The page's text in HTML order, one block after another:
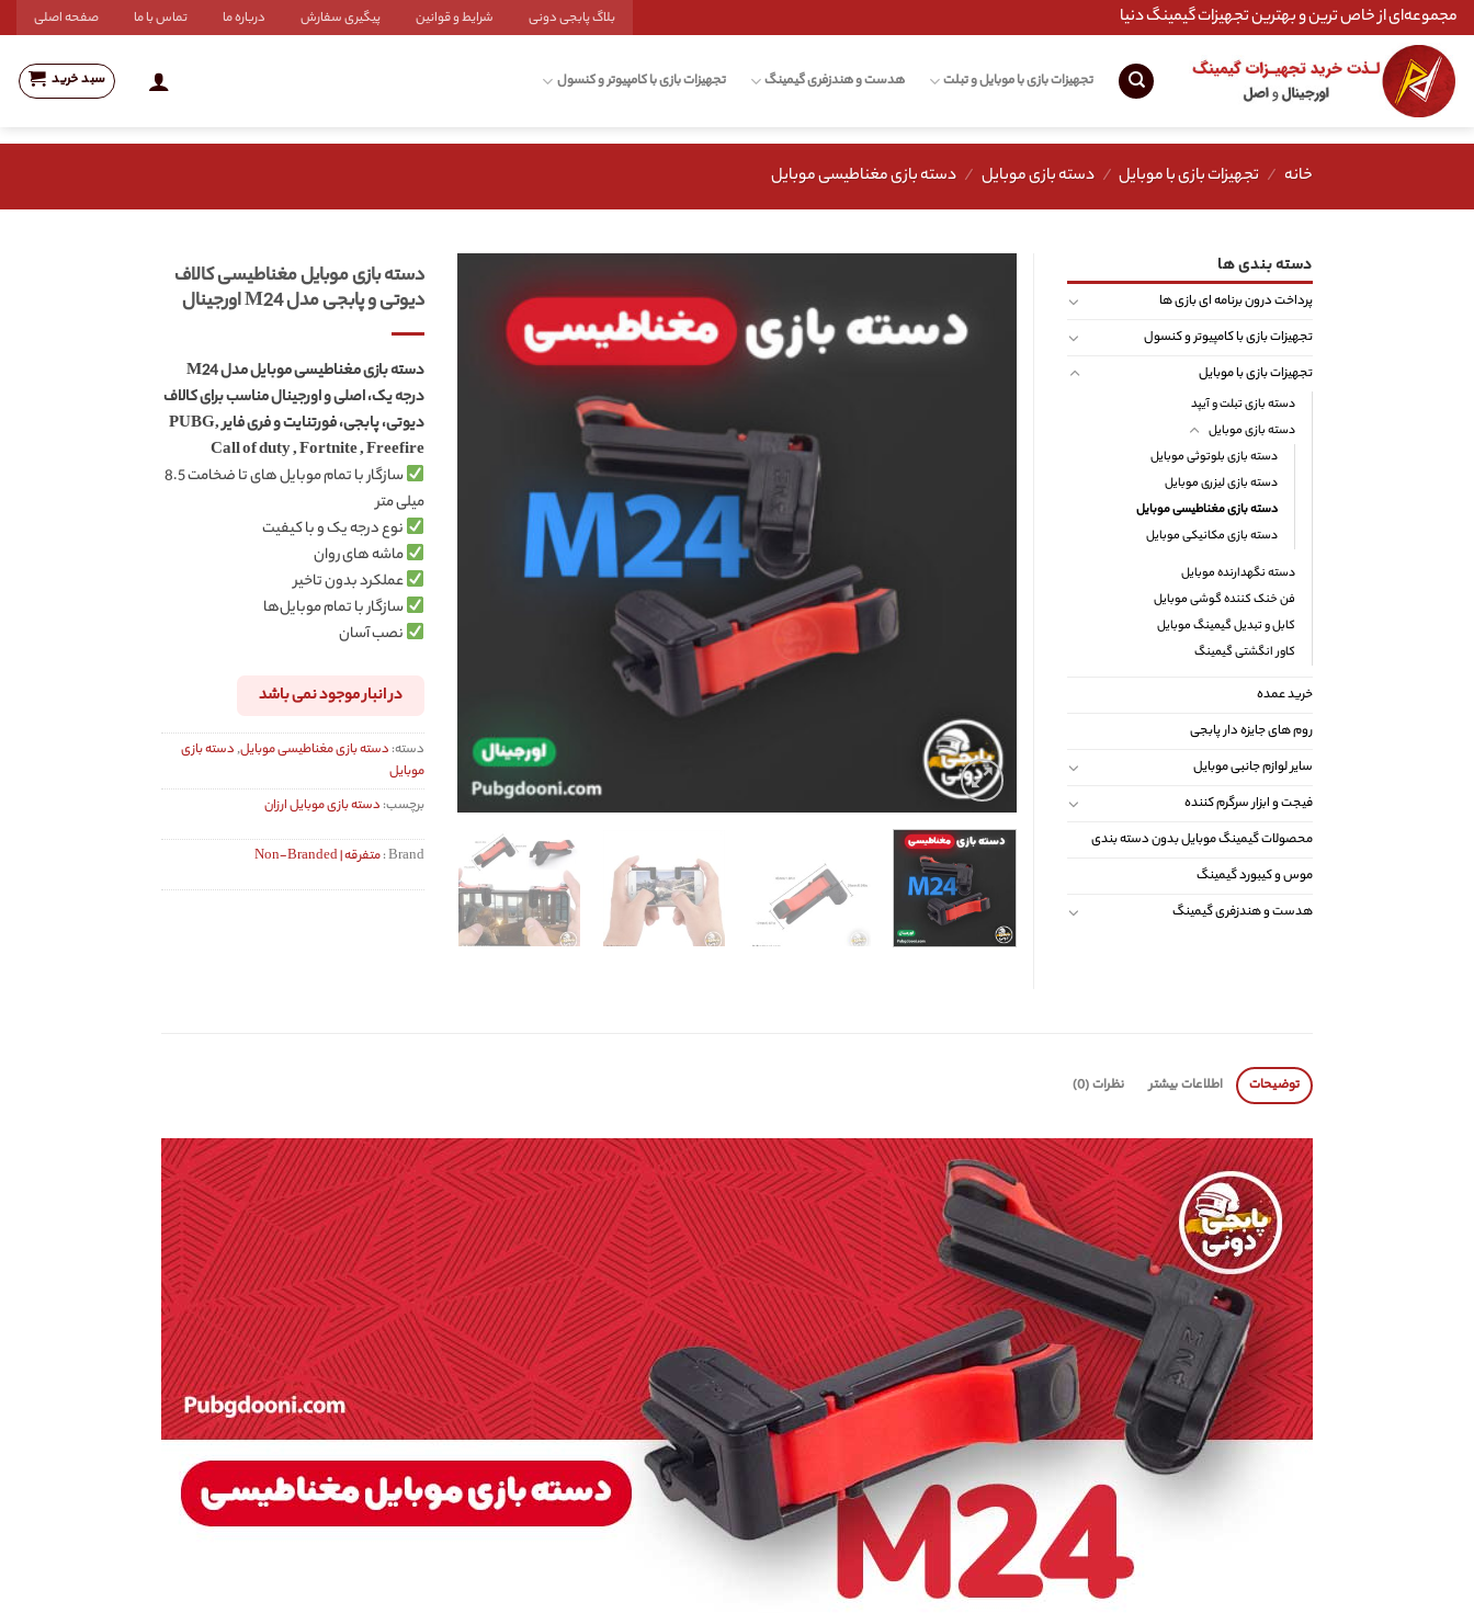
Skip
to
content
مجموعه‌ای از خاص ترین و بهترین تجهیزات گیمینگ دنیا بلاگ پابجی دونی شرایط و قوانین پیگیری سفارش درباره ما تماس با ما صفحه اصلی
تجهیزات بازی با موبایل و تبلت هدست و هندزفری گیمینگ تجهیزات بازی با کامپیوتر و کنسول سبد خرید
خانه / تجهیزات بازی با موبایل / دسته بازی موبایل / دسته بازی مغناطیسی موبایل
دسته بازی موبایل مغناطیسی کالاف
دیوتی و پابجی مدل M24 اورجینال
دسته بازی مغناطیسی موبایل مدل M24
درجه یک، اصلی و اورجینال مناسب برای کالاف
دیوتی، پابجی، فورتنایت و فری فایر PUBG,
Call of duty , Fortnite , Freefire
سازگار با تمام موبایل های تا ضخامت 8.5
میلی متر
نوع درجه یک و با کیفیت
ماشه های روان
عملکرد بدون تاخیر
سازگار با تمام موبایل‌ها
نصب آسان
در انبار موجود نمی باشد
دسته: دسته بازی مغناطیسی موبایل,دسته بازی
موبایل
برچسب: دسته بازی موبایل ارزان
Brand : متفرقه | Non-Branded
دسته بندی ها
پرداخت درون برنامه ای بازی ها
تجهیزات بازی با کامپیوتر و کنسول
تجهیزات بازی با موبایل
دسته بازی تبلت و آیپد
دسته بازی موبایل
دسته بازی بلوتوثی موبایل
دسته بازی لیزری موبایل
دسته بازی مغناطیسی موبایل
دسته بازی مکانیکی موبایل
دسته نگهدارنده موبایل
فن خنک کننده گوشی موبایل
کابل و تبدیل گیمینگ موبایل
کاور انگشتی گیمینگ
خرید عمده
روم های جایزه دار پابجی
سایر لوازم جانبی موبایل
فیجت و ابزار سرگرم کننده
محصولات گیمینگ موبایل بدون دسته بندی
موس و کیبورد گیمینگ
هدست و هندزفری گیمینگ
توضیحات اطلاعات بیشتر نظرات (0)